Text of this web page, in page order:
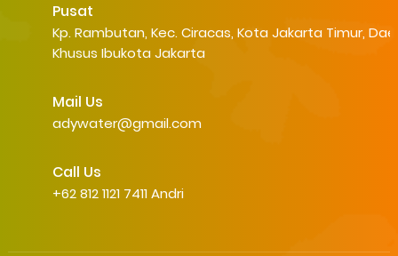
Pusat
Kp. Rambutan, Kec. Ciracas, Kota Jakarta Timur,
Khusus Ibukota Jakarta
Mail Us
adywater@gmail.com
Call Us
+62 812 1121 7411 Andri